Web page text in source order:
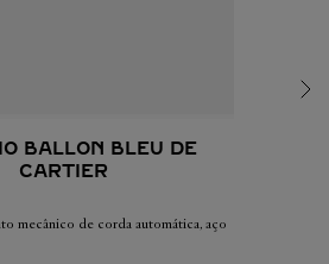
BALLON BLEU DE
CARTIER
mecânico de corda automática, aço